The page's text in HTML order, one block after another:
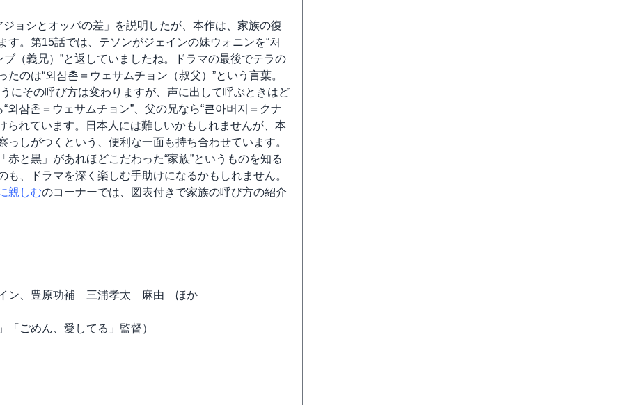
ョシとオッパの差」を説明したが、本作は、家族の復
。第15話では、テソンがジェインの妹ウォニンを“처
（義兄）”と返していましたね。ドラマの最後でテラの
のは“외삼촌＝ウェサムチョン（叔父）”という言葉。
にその呼び方は変わりますが、声に出して呼ぶときはど
외삼촌＝ウェサムチョン”、父の兄なら“큰아버지＝クナ
られています。日本人には難しいかもしれませんが、本
しがつくという、便利な一面も持ち合わせています。
と黒」があれほどこだわった“家族”というものを知る
、ドラマを深く楽しむ手助けになるかもしれません。
親しむのコーナーでは、図表付きで家族の呼び方の紹介
イン、豊原功補 三浦孝太 麻由 ほか
ごめん、愛してる」監督）